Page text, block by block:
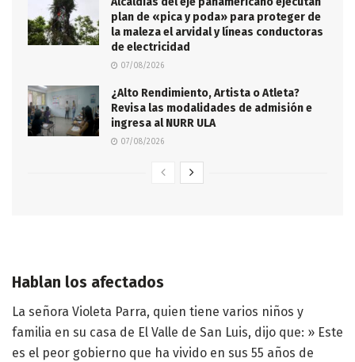
plan de «pica y poda» para proteger de
la maleza el arvidal y líneas conductoras
de electricidad
07/08/2026
¿Alto Rendimiento, Artista o Atleta?
Revisa las modalidades de admisión e
ingresa al NURR ULA
07/08/2026
Hablan los afectados
La señora Violeta Parra, quien tiene varios niños y
familia en su casa de El Valle de San Luis, dijo que: » Este
es el peor gobierno que ha vivido en sus 55 años de